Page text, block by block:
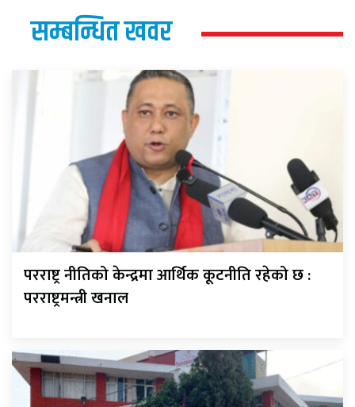
सम्बन्धित खवर
परराष्ट्र नीतिको केन्द्रमा आर्थिक कूटनीति रहेको छ :
परराष्ट्रमन्त्री खनाल